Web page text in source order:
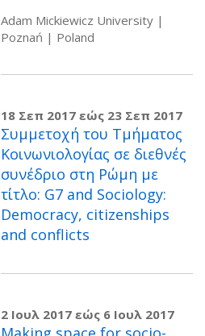
Adam Mickiewicz University |
Poznań | Poland
18 Σεπ 2017 εώς 23 Σεπ 2017
Συμμετοχή του Τμήματος
Κοινωνιολογίας σε διεθνές
συνέδριο στη Ρώμη με
τίτλο: G7 and Sociology:
Democracy, citizenships
and conflicts
2 Ιουλ 2017 εώς 6 Ιουλ 2017